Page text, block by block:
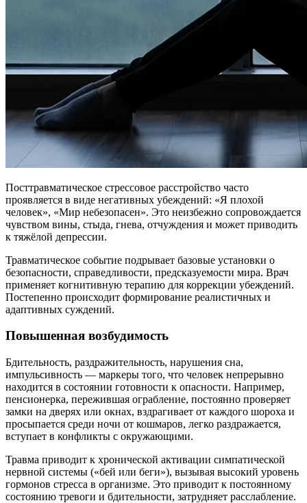
Посттравматическое стрессовое расстройство часто
проявляется в виде негативных убеждений: «Я плохой
человек», «Мир небезопасен». Это неизбежно сопровождается
чувством вины, стыда, гнева, отчуждения и может приводить
к тяжёлой депрессии.
Травматическое событие подрывает базовые установки о
безопасности, справедливости, предсказуемости мира. Врач
применяет когнитивную терапию для коррекции убеждений.
Постепенно происходит формирование реалистичных и
адаптивных суждений.
Повышенная возбудимость
Бдительность, раздражительность, нарушения сна,
импульсивность — маркеры того, что человек непрерывно
находится в состоянии готовности к опасности. Например,
пенсионерка, пережившая ограбление, постоянно проверяет
замки на дверях или окнах, вздрагивает от каждого шороха и
просыпается среди ночи от кошмаров, легко раздражается,
вступает в конфликты с окружающими.
Травма приводит к хронической активации симпатической
нервной системы («бей или беги»), вызывая высокий уровень
гормонов стресса в организме. Это приводит к постоянному
состоянию тревоги и бдительности, затрудняет расслабление.